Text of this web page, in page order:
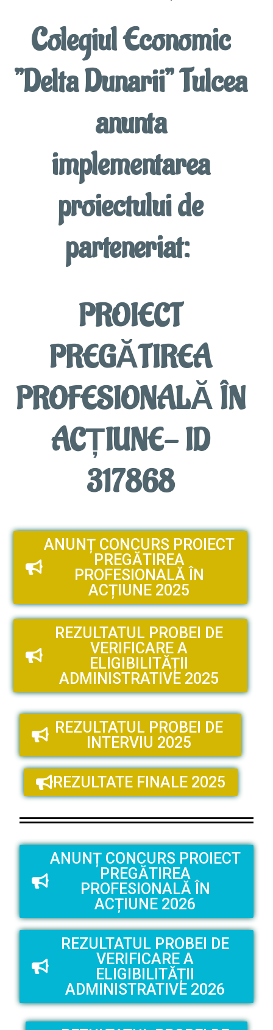
Colegiul Economic
”Delta Dunarii” Tulcea
anunta
implementarea
proiectului de
parteneriat:
PROIECT
PREGĂTIREA
PROFESIONALĂ ÎN
ACȚIUNE- ID
317868
ANUNȚ CONCURS PROIECT
PREGĂTIREA
PROFESIONALĂ ÎN
ACȚIUNE 2025
REZULTATUL PROBEI DE
VERIFICARE A
ELIGIBILITĂȚII
ADMINISTRATIVE 2025
REZULTATUL PROBEI DE
INTERVIU 2025
REZULTATE FINALE 2025
ANUNȚ CONCURS PROIECT
PREGĂTIREA
PROFESIONALĂ ÎN
ACȚIUNE 2026
REZULTATUL PROBEI DE
VERIFICARE A
ELIGIBILITĂȚII
ADMINISTRATIVE 2026